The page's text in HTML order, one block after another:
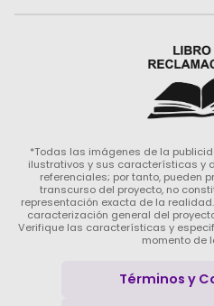
*Todas las imágenes de la
ilustrativos y sus características y
referenciales; por tanto, pueden
transcurso del proyecto, no
representación exacta de la
caracterización general del
Verifique las características y
momento de
Términos y